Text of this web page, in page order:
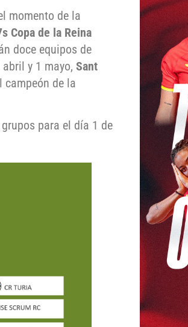
momento de la
Copa de la Reina
doce equipos de
y 1 mayo, Sant
campeón de la
para el día 1 de